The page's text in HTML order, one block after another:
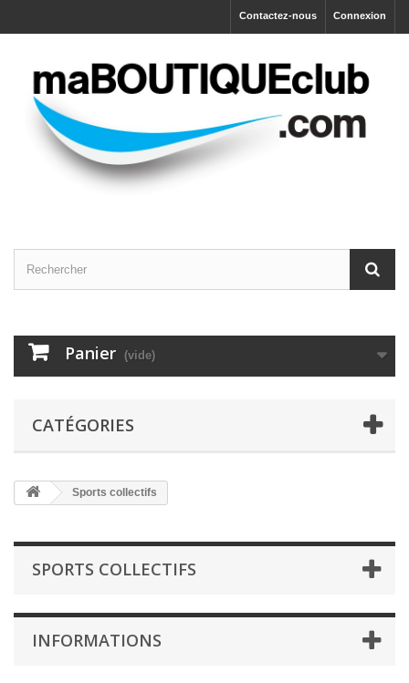
Connexion
Contactez-nous
Panier (vide)
CATÉGORIES
Sports collectifs
SPORTS COLLECTIFS
INFORMATIONS